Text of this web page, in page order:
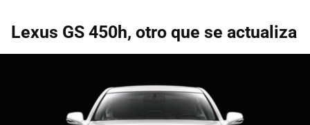
Lexus GS 450h, otro que se actualiza